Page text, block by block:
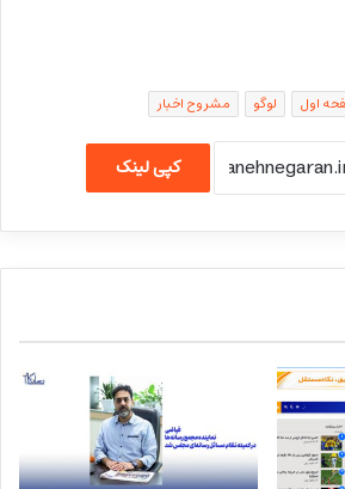
اول لوگو مشروح اخبار
کپی لینک